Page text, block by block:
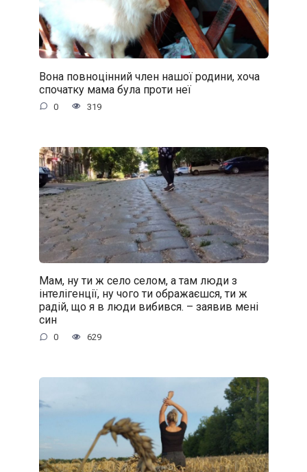
Вона повноцінний член нашої родини, хоча
спочатку мама була проти неї
0 319
Мам, ну ти ж село селом, а там люди з
інтелігенції, ну чого ти ображаєшся, ти ж
радій, що я в люди вибився. – заявив мені
син
0 629